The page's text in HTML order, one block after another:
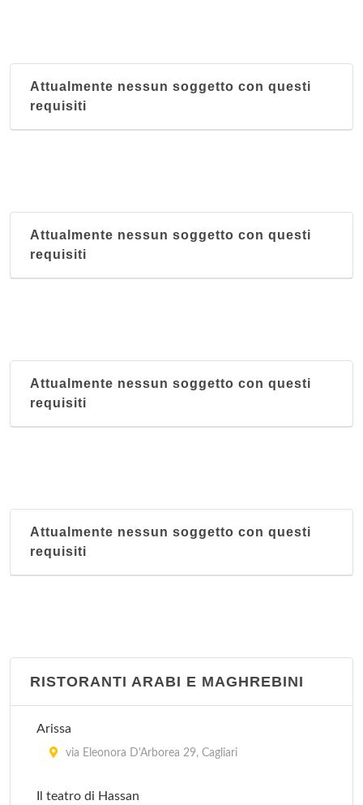
Attualmente nessun soggetto con questi
requisiti
Attualmente nessun soggetto con questi
requisiti
Attualmente nessun soggetto con questi
requisiti
Attualmente nessun soggetto con questi
requisiti
RISTORANTI ARABI E MAGHREBINI
Arissa
via Eleonora D'Arborea 29, Cagliari
Il teatro di Hassan